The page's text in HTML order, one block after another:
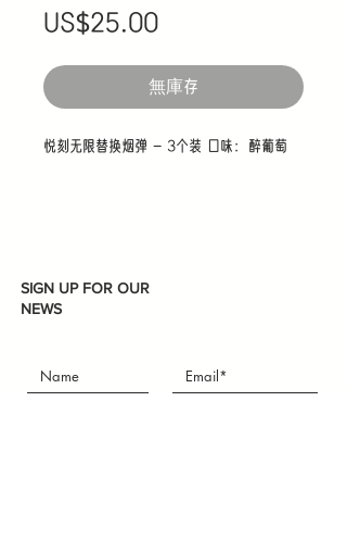
US$25.00價
無庫存
悦刻无限替换烟弹 - 3个装 口味：醉葡萄
SIGN UP FOR OUR
NEWS